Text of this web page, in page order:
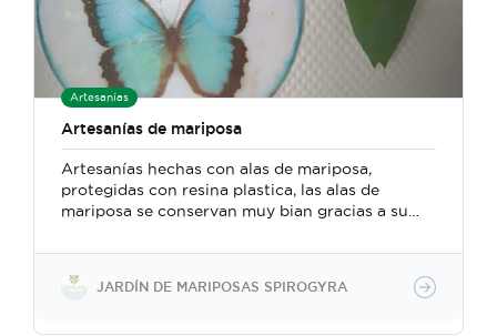
Artesanías
Artesanías de mariposa
Artesanías hechas con alas de mariposa,
protegidas con resina plastica, las alas de
mariposa se conservan muy bian gracias a su
JARDÍN DE MARIPOSAS SPIROGYRA